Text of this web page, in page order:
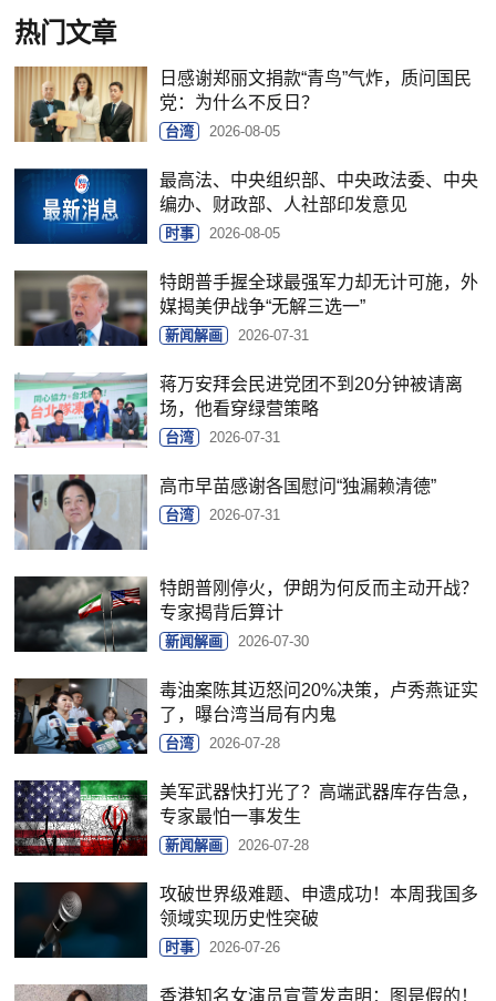
热门文章
日感谢郑丽文捐款“青鸟”气炸，质问国民
党：为什么不反日？
台湾 2026-08-05
最高法、中央组织部、中央政法委、中央
编办、财政部、人社部印发意见
时事 2026-08-05
特朗普手握全球最强军力却无计可施，外
媒揭美伊战争“无解三选一”
新闻解画 2026-07-31
蒋万安拜会民进党团不到20分钟被请离
场，他看穿绿营策略
台湾 2026-07-31
高市早苗感谢各国慰问“独漏赖清德”
台湾 2026-07-31
特朗普刚停火，伊朗为何反而主动开战？
专家揭背后算计
新闻解画 2026-07-30
毒油案陈其迈怒问20%决策，卢秀燕证实
了，曝台湾当局有内鬼
台湾 2026-07-28
美军武器快打光了？高端武器库存告急，
专家最怕一事发生
新闻解画 2026-07-28
攻破世界级难题、申遗成功！本周我国多
领域实现历史性突破
时事 2026-07-26
香港知名女演员宣萱发声明：图是假的！